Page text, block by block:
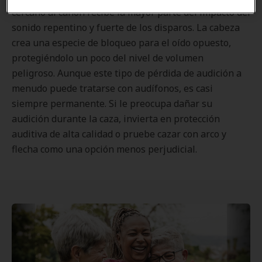
cercano al cañón recibe la mayor parte del impacto del
sonido repentino y fuerte de los disparos. La cabeza
crea una especie de bloqueo para el oído opuesto,
protegiéndolo un poco del nivel de volumen
peligroso. Aunque este tipo de pérdida de audición a
menudo puede tratarse con audífonos, es casi
siempre permanente. Si le preocupa dañar su
audición durante la caza, invierta en protección
auditiva de alta calidad o pruebe cazar con arco y
flecha como una opción menos perjudicial.